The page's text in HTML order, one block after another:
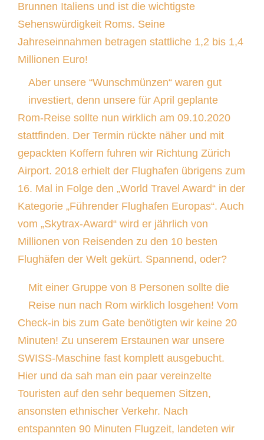
Brunnen Italiens und ist die wichtigste
Sehenswürdigkeit Roms. Seine
Jahreseinnahmen betragen stattliche 1,2 bis 1,4
Millionen Euro!
Aber unsere “Wunschmünzen“ waren gut
investiert, denn unsere für April geplante
Rom-Reise sollte nun wirklich am 09.10.2020
stattfinden. Der Termin rückte näher und mit
gepackten Koffern fuhren wir Richtung Zürich
Airport. 2018 erhielt der Flughafen übrigens zum
16. Mal in Folge den „World Travel Award“ in der
Kategorie „Führender Flughafen Europas“. Auch
vom „Skytrax-Award“ wird er jährlich von
Millionen von Reisenden zu den 10 besten
Flughäfen der Welt gekürt. Spannend, oder?
Mit einer Gruppe von 8 Personen sollte die
Reise nun nach Rom wirklich losgehen! Vom
Check-in bis zum Gate benötigten wir keine 20
Minuten! Zu unserem Erstaunen war unsere
SWISS-Maschine fast komplett ausgebucht.
Hier und da sah man ein paar vereinzelte
Touristen auf den sehr bequemen Sitzen,
ansonsten ethnischer Verkehr. Nach
entspannten 90 Minuten Flugzeit, landeten wir